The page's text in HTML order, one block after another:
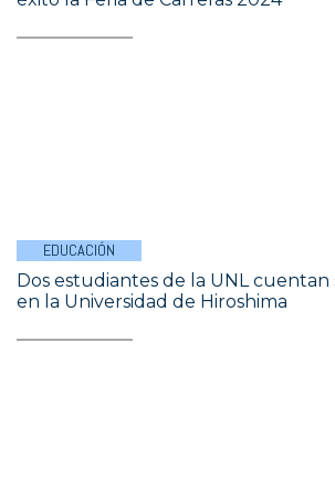
EDUCACIÓN
Dos estudiantes de la UNL cuentan
en la Universidad de Hiroshima